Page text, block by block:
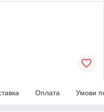
Оплата Умови